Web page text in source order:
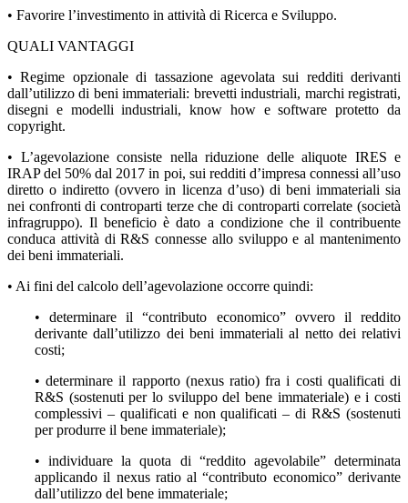
• Favorire l’investimento in attività di Ricerca e Sviluppo.
QUALI VANTAGGI
• Regime opzionale di tassazione agevolata sui redditi derivanti
dall’utilizzo di beni immateriali: brevetti industriali, marchi registrati,
disegni e modelli industriali, know how e software protetto da
copyright.
• L’agevolazione consiste nella riduzione delle aliquote IRES e
IRAP del 50% dal 2017 in poi, sui redditi d’impresa connessi all’uso
diretto o indiretto (ovvero in licenza d’uso) di beni immateriali sia
nei confronti di controparti terze che di controparti correlate (società
infragruppo). Il beneficio è dato a condizione che il contribuente
conduca attività di R&S connesse allo sviluppo e al mantenimento
dei beni immateriali.
• Ai fini del calcolo dell’agevolazione occorre quindi:
• determinare il “contributo economico” ovvero il reddito
derivante dall’utilizzo dei beni immateriali al netto dei relativi
costi;
• determinare il rapporto (nexus ratio) fra i costi qualificati di
R&S (sostenuti per lo sviluppo del bene immateriale) e i costi
complessivi – qualificati e non qualificati – di R&S (sostenuti
per produrre il bene immateriale);
• individuare la quota di “reddito agevolabile” determinata
applicando il nexus ratio al “contributo economico” derivante
dall’utilizzo del bene immateriale;